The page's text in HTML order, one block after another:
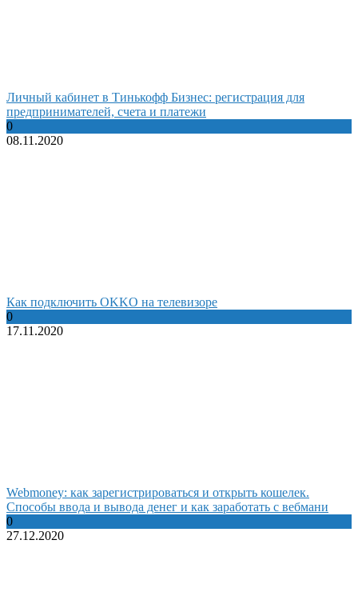
Личный кабинет в Тинькофф Бизнес: регистрация для
предпринимателей, счета и платежи
0
08.11.2020
Как подключить OKKO на телевизоре
0
17.11.2020
Webmoney: как зарегистрироваться и открыть кошелек.
Способы ввода и вывода денег и как заработать с вебмани
0
27.12.2020